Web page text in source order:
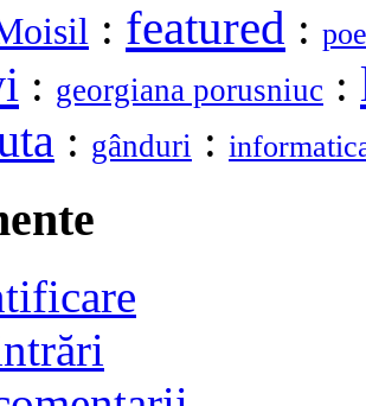
: featured :
: georgiana porusniuc :
: gânduri :